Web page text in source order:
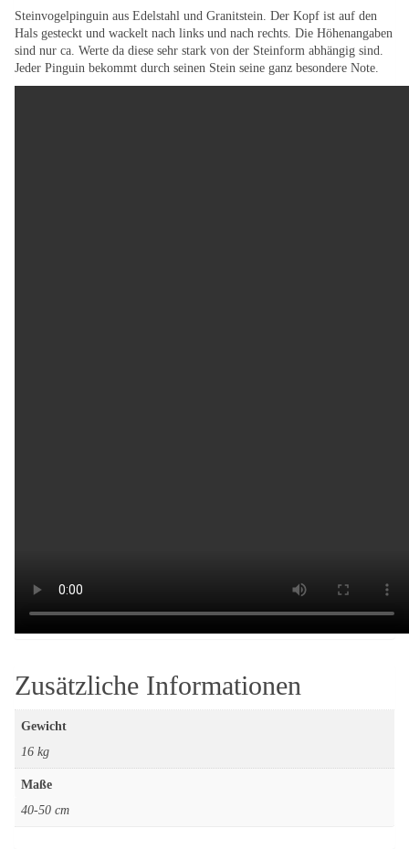
Steinvogelpinguin aus Edelstahl und Granitstein. Der Kopf ist auf den
Hals gesteckt und wackelt nach links und nach rechts. Die Höhenangaben
sind nur ca. Werte da diese sehr stark von der Steinform abhängig sind.
Jeder Pinguin bekommt durch seinen Stein seine ganz besondere Note.
Zusätzliche Informationen
Gewicht
16 kg
Maße
40-50 cm